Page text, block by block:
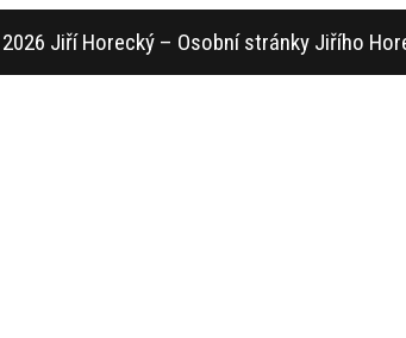
Jiří Horecký – Osobní stránky Jiřího